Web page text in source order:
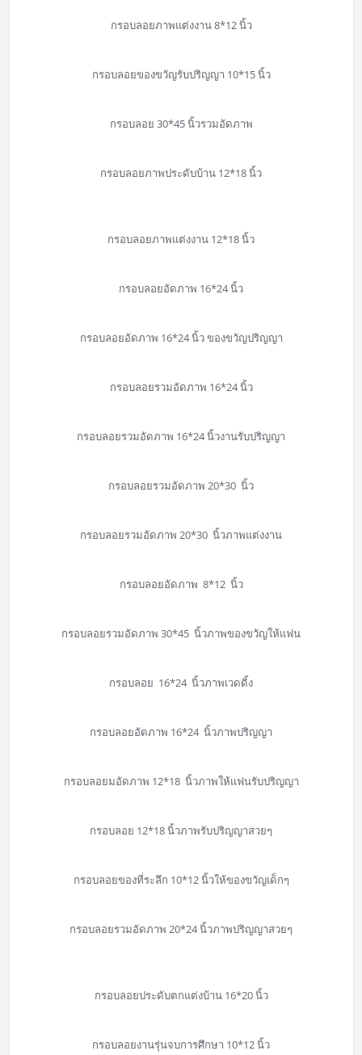
กรอบลอยภาพแต่งงาน 8*12 นิ้ว
กรอบลอยของขวัญรับปริญญา 10*15 นิ้ว
กรอบลอย 30*45 นิ้วรวมอัดภาพ
กรอบลอยภาพประดับบ้าน 12*18 นิ้ว
กรอบลอยภาพแต่งงาน 12*18 นิ้ว
กรอบลอยอัดภาพ 16*24 นิ้ว
กรอบลอยอัดภาพ 16*24 นิ้ว ของขวัญปริญญา
กรอบลอยรวมอัดภาพ 16*24 นิ้ว
กรอบลอยรวมอัดภาพ 16*24 นิ้วงานรับปริญญา
กรอบลอยรวมอัดภาพ 20*30 นิ้ว
กรอบลอยรวมอัดภาพ 20*30 นิ้วภาพแต่งงาน
กรอบลอยอัดภาพ 8*12 นิ้ว
กรอบลอยรวมอัดภาพ 30*45 นิ้วภาพของขวัญให้แฟน
กรอบลอย 16*24 นิ้วภาพเวดดิ้ง
กรอบลอยอัดภาพ 16*24 นิ้วภาพปริญญา
กรอบลอยมอัดภาพ 12*18 นิ้วภาพให้แฟนรับปริญญา
กรอบลอย 12*18 นิ้วภาพรับปริญญาสวยๆ
กรอบลอยของที่ระลึก 10*12 นิ้วให้ของขวัญเด็กๆ
กรอบลอยรวมอัดภาพ 20*24 นิ้วภาพปริญญาสวยๆ
กรอบลอยประดับตกแต่งบ้าน 16*20 นิ้ว
กรอบลอยงานรุ่นจบการศึกษา 10*12 นิ้ว